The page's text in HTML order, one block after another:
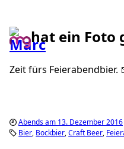
hat ein Foto
Zeit fürs Feierabendbier.
Abends am 13. Dezember 2016
Bier Bockbier Craft Beer